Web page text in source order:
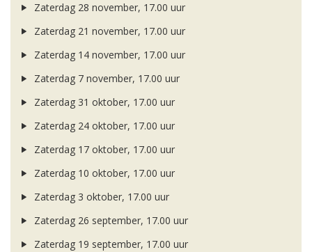
Zaterdag 28 november, 17.00 uur
Zaterdag 21 november, 17.00 uur
Zaterdag 14 november, 17.00 uur
Zaterdag 7 november, 17.00 uur
Zaterdag 31 oktober, 17.00 uur
Zaterdag 24 oktober, 17.00 uur
Zaterdag 17 oktober, 17.00 uur
Zaterdag 10 oktober, 17.00 uur
Zaterdag 3 oktober, 17.00 uur
Zaterdag 26 september, 17.00 uur
Zaterdag 19 september, 17.00 uur